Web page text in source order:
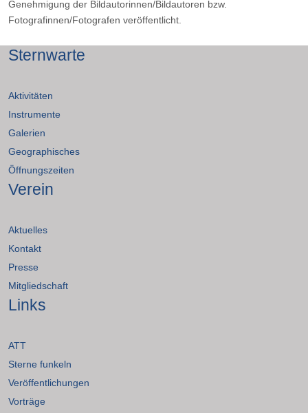
Genehmigung der Bildautorinnen/Bildautoren bzw.
Fotografinnen/Fotografen veröffentlicht.
Sternwarte
Aktivitäten
Instrumente
Galerien
Geographisches
Öffnungszeiten
Verein
Aktuelles
Kontakt
Presse
Mitgliedschaft
Links
ATT
Sterne funkeln
Veröffentlichungen
Vorträge